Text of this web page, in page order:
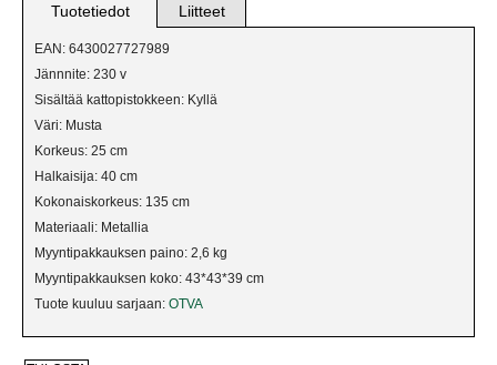
KANGASVALAISIMET
KATTO- JA PALLOVALAISIMET
KRISTALLIVALAISIMET
KRUUNUT
LATTIAVALAISIMET
PLAFONDIT
PÖYTÄVALAISIMET
Tuotetiedot Liitteet
EAN: 6430027727989
Jännnite: 230 v
Sisältää kattopistokkeen: Kyllä
Väri: Musta
Korkeus: 25 cm
Halkaisija: 40 cm
Kokonaiskorkeus: 135 cm
Materiaali: Metallia
Myyntipakkauksen paino: 2,6 kg
Myyntipakkauksen koko: 43*43*39 cm
Tuote kuuluu sarjaan: OTVA